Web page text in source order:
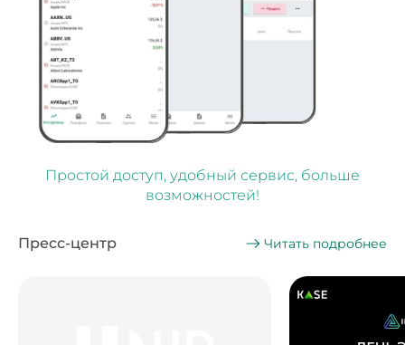
Простой доступ, удобный сервис, больше
возможностей!
Пресс-центр Читать подробнее